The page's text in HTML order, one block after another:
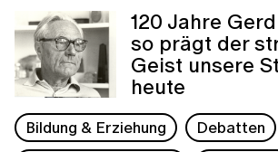
120 Jahre
so prägt der
Geist unsere
heute
Bildung & Erziehung
Debatten